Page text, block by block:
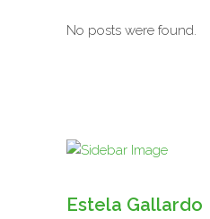
No posts were found.
Estela Gallardo